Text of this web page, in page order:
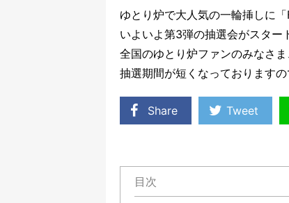
ゆとり炉で大人気の一輪挿しに
いよいよ第3弾の抽選会がスター
全国のゆとり炉ファンのみなさ
抽選期間が短くなっております
Share Tweet
目次